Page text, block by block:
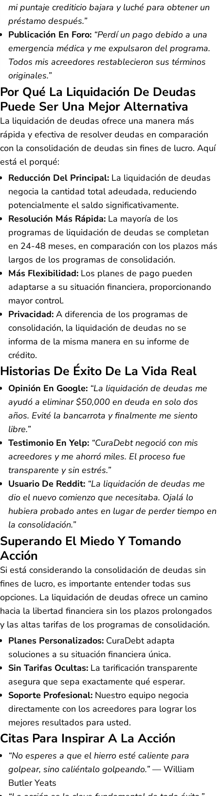
mi puntaje crediticio bajara y luché para obtener un
préstamo después.”
Publicación En Foro: “Perdí un pago debido a una
emergencia médica y me expulsaron del programa.
Todos mis acreedores restablecieron sus términos
originales.”
Por Qué La Liquidación De Deudas
Puede Ser Una Mejor Alternativa
La liquidación de deudas ofrece una manera más
rápida y efectiva de resolver deudas en comparación
con la consolidación de deudas sin fines de lucro. Aquí
está el porqué:
Reducción Del Principal: La liquidación de deudas
negocia la cantidad total adeudada, reduciendo
potencialmente el saldo significativamente.
Resolución Más Rápida: La mayoría de los
programas de liquidación de deudas se completan
en 24-48 meses, en comparación con los plazos más
largos de los programas de consolidación.
Más Flexibilidad: Los planes de pago pueden
adaptarse a su situación financiera, proporcionando
mayor control.
Privacidad: A diferencia de los programas de
consolidación, la liquidación de deudas no se
informa de la misma manera en su informe de
crédito.
Historias De Éxito De La Vida Real
Opinión En Google: “La liquidación de deudas me
ayudó a eliminar $50,000 en deuda en solo dos
años. Evité la bancarrota y finalmente me siento
libre.”
Testimonio En Yelp: “CuraDebt negoció con mis
acreedores y me ahorró miles. El proceso fue
transparente y sin estrés.”
Usuario De Reddit: “La liquidación de deudas me
dio el nuevo comienzo que necesitaba. Ojalá lo
hubiera probado antes en lugar de perder tiempo en
la consolidación.”
Superando El Miedo Y Tomando
Acción
Si está considerando la consolidación de deudas sin
fines de lucro, es importante entender todas sus
opciones. La liquidación de deudas ofrece un camino
hacia la libertad financiera sin los plazos prolongados
y las altas tarifas de los programas de consolidación.
Planes Personalizados: CuraDebt adapta
soluciones a su situación financiera única.
Sin Tarifas Ocultas: La tarificación transparente
asegura que sepa exactamente qué esperar.
Soporte Profesional: Nuestro equipo negocia
directamente con los acreedores para lograr los
mejores resultados para usted.
Citas Para Inspirar A La Acción
“No esperes a que el hierro esté caliente para
golpear, sino caliéntalo golpeando.”— William
Butler Yeats